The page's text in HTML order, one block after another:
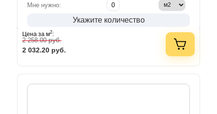
Мне нужно:
Укажите количество
Цена за м2:
2 258.00руб.
2 032.20 руб.